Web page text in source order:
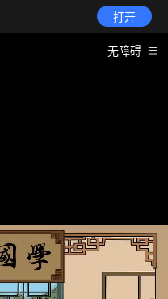
打开
无障碍